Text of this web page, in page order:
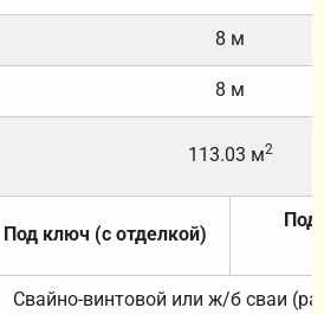
8 м
8 м
113.03 м2
Под ключ (с отделкой)
Под
Свайно-винтовой или ж/б сваи